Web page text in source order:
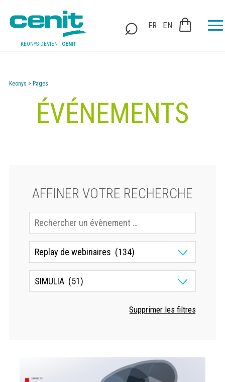
KEONYS DEVIENT CENIT
FR EN
Keonys > Pages
ÉVÉNEMENTS
AFFINER VOTRE RECHERCHE